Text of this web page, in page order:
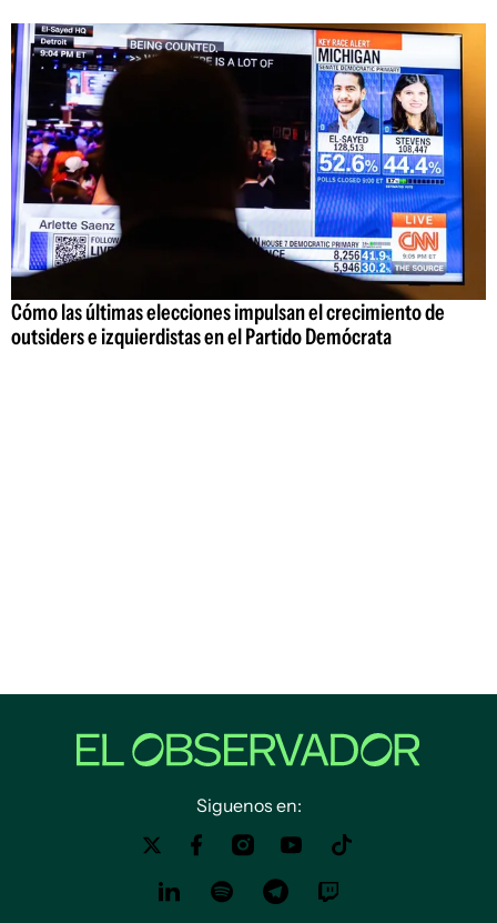
Cómo las últimas elecciones impulsan el crecimiento de
outsiders e izquierdistas en el Partido Demócrata
Siguenos en: